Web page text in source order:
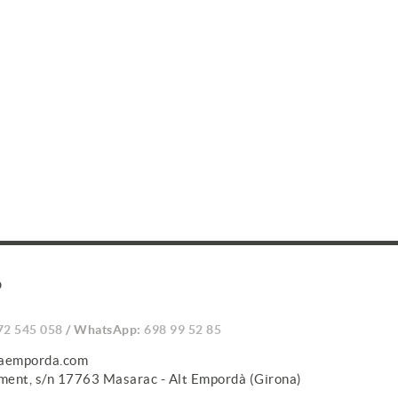
545 058 / WhatsApp: 698 99 52 85
s/n 17763 Masarac - Alt Empordà (Girona)